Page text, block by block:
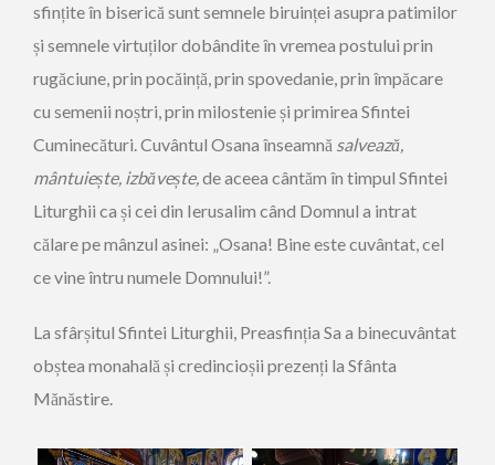
sfințite în biserică sunt semnele biruinței asupra patimilor
și semnele virtuților dobândite în vremea postului prin
rugăciune, prin pocăință, prin spovedanie, prin împăcare
cu semenii noștri, prin milostenie și primirea Sfintei
Cuminecături. Cuvântul Osana înseamnă salvează,
mântuiește, izbăvește,de aceea cântăm în timpul Sfintei
Liturghii ca și cei din Ierusalim când Domnul a intrat
călare pe mânzul asinei: „Osana! Bine este cuvântat, cel
ce vine întru numele Domnului!”.
La sfârșitul Sfintei Liturghii, Preasfinția Sa a binecuvântat
obștea monahală și credincioșii prezenți la Sfânta
Mănăstire.